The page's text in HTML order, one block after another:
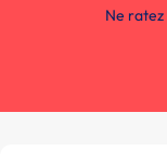
Ne ratez